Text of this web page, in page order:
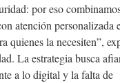
por eso
atención personalizada
quienes la necesiten”,
La estrategia busca
a lo digital y la falta de